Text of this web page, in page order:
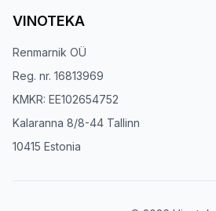
VINOTEKA
Renmarnik OÜ
Reg. nr. 16813969
KMKR: EE102654752
Kalaranna 8/8-44 Tallinn
10415 Estonia